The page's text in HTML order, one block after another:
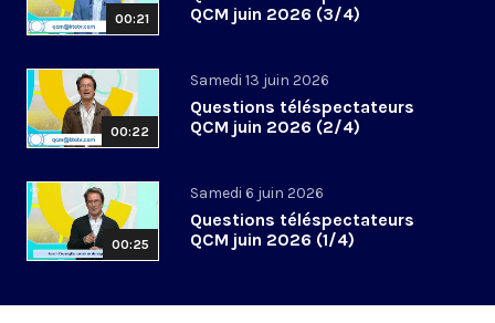
00:21
QCM juin 2026 (3/4)
00:22
Samedi 13 juin 2026
Questions téléspectateurs
QCM juin 2026 (2/4)
00:25
Samedi 6 juin 2026
Questions téléspectateurs
QCM juin 2026 (1/4)